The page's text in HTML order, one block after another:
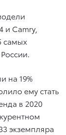
и Camry,
самых
на 19%
ему стать
в 2020
экземпляра